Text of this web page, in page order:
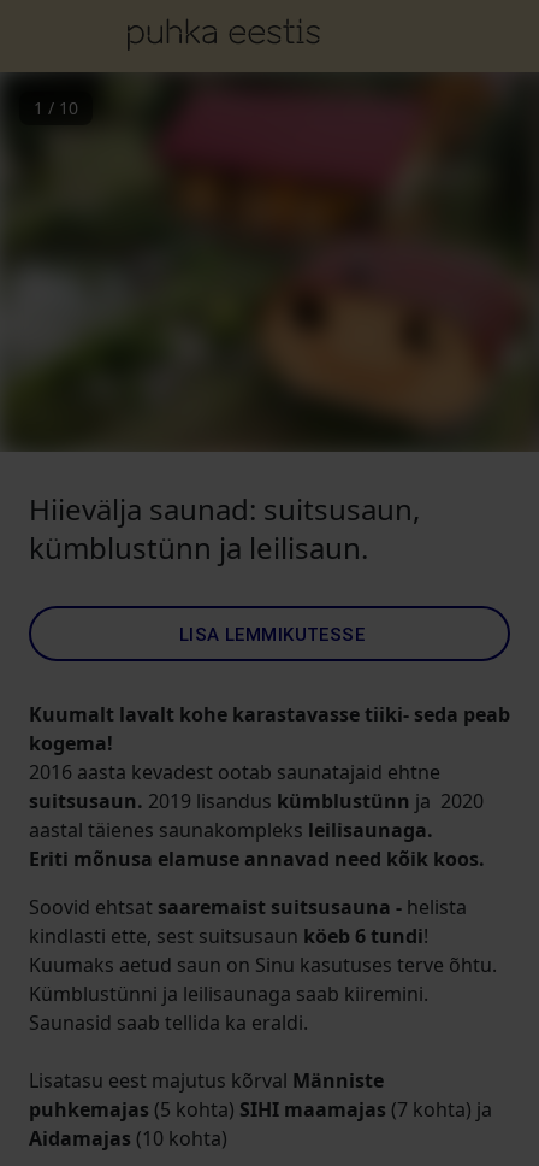
1 / 10
Hiievälja saunad: suitsusaun,
kümblustünn ja leilisaun.
LISA LEMMIKUTESSE
Kuumalt lavalt kohe karastavasse tiiki- seda peab
kogema!
2016 aasta kevadest ootab saunatajaid ehtne
suitsusaun. 2019 lisandus kümblustünn ja 2020
aastal täienes saunakompleks leilisaunaga.
Eriti mõnusa elamuse annavad need kõik koos.
Soovid ehtsat saaremaist suitsusauna - helista
kindlasti ette, sest suitsusaun köeb 6 tundi!
Kuumaks aetud saun on Sinu kasutuses terve õhtu.
Kümblustünni ja leilisaunaga saab kiiremini.
Saunasid saab tellida ka eraldi.
Lisatasu eest majutus kõrval Männiste
puhkemajas (5 kohta) SIHI maamajas (7 kohta) ja
Aidamajas (10 kohta)